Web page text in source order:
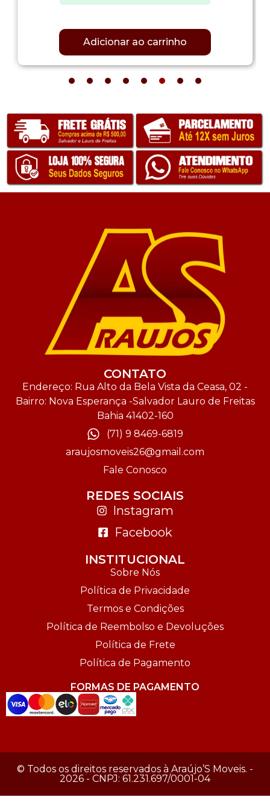
Adicionar ao carrinho
CONTATO
Endereço: Rua Alto da Bela Vista da Ceasa, 02 -
Bairro: Nova Esperança -Salvador Lauro de Freitas
Bahia 41402-160
(71) 9 8469-6819
araujosmoveis26@gmail.com
Fale Conosco
REDES SOCIAIS
Instagram
Facebook
INSTITUCIONAL
Sobre Nós
Política de Privacidade
Termos e Condições
Política de Reembolso e Devoluções
Política de Frete
Política de Pagamento
FORMAS DE PAGAMENTO
© Todos os direitos reservados à Araújo’S Moveis. -
2026 - CNPJ: 61.231.697/0001-04